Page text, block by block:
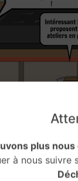
plus
à nous suivre